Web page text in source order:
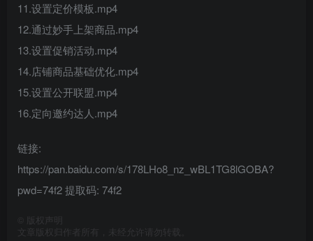
11.设置定价模板.mp4
12.通过妙手上架商品.mp4
13.设置促销活动.mp4
14.店铺商品基础优化.mp4
15.设置公开联盟.mp4
16.定向邀约达人.mp4
链接:
https://pan.baidu.com/s/178LHo8_nz_wBL1TG8lGOBA?
pwd=74f2 提取码: 74f2
版权声明
文章版权归作者所有，未经允许请勿转载。